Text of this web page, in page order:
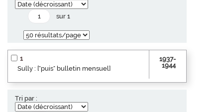
sur 1
1
Sully : ["puis" bulletin mensuel]
1937-
1944
Tri par :